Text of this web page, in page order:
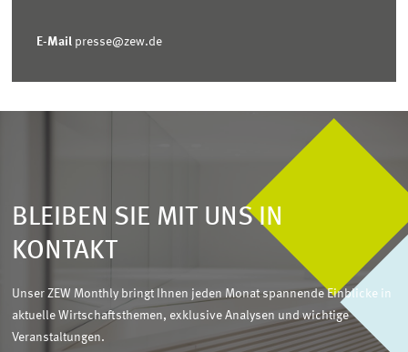
E-Mail presse@zew.de
BLEIBEN SIE MIT UNS IN
KONTAKT
Unser ZEW Monthly bringt Ihnen jeden Monat spannende Einblicke in
aktuelle Wirtschaftsthemen, exklusive Analysen und wichtige
Veranstaltungen.